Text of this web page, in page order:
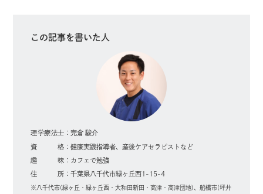
この記事を書いた人
理学療法士 完倉 駿介
資格 健康実践指導者、産後ケアセラピストなど
趣味 カフェで勉強
住所 千葉県八千代市緑ヶ丘西1-15-4
八千代市(緑ヶ丘・緑ヶ丘西・大和田新田・高津・高津団地)、船橋市(坪井